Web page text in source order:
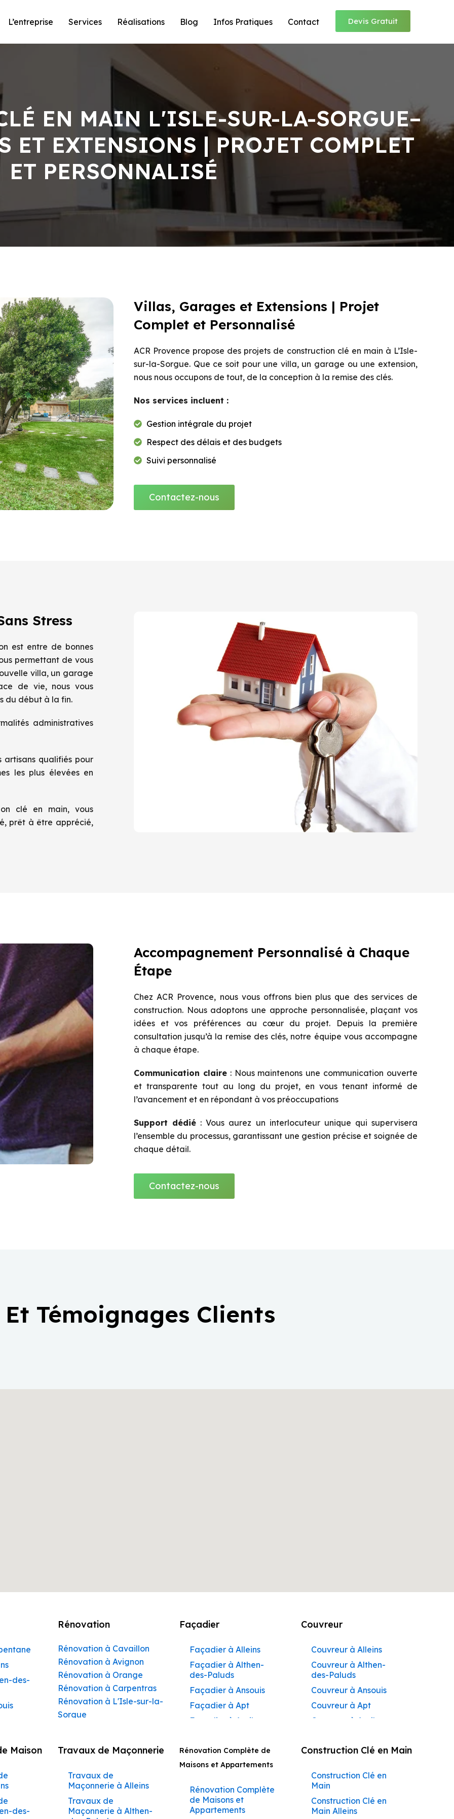
L’entreprise Services Réalisations Blog Infos Pratiques Contact Devis Gratuit
EN MAIN L'ISLE-SUR-LA-SORGUE–
ET EXTENSIONS | PROJET COMPLET
ET PERSONNALISÉ
Villas, Garages et Extensions | Projet
Complet et Personnalisé
ACR Provence propose des projets de construction clé en main à L’Isle-
sur-la-Sorgue. Que ce soit pour une villa, un garage ou une extension,
nous nous occupons de tout, de la conception à la remise des clés.
Nos services incluent :
Gestion intégrale du projet
Respect des délais et des budgets
Suivi personnalisé
Contactez-nous
Stress
est entre de bonnes
permettant de vous
villa, un garage
de vie, nous vous
du début à la fin.
administratives
qualifiés pour
les plus élevées en
clé en main, vous
prêt à être apprécié,
Accompagnement Personnalisé à Chaque
Étape
Chez ACR Provence, nous vous offrons bien plus que des services de
construction. Nous adoptons une approche personnalisée, plaçant vos
idées et vos préférences au cœur du projet. Depuis la première
consultation jusqu’à la remise des clés, notre équipe vous accompagne
à chaque étape.
Communication claire: Nous maintenons une communication ouverte
et transparente tout au long du projet, en vous tenant informé de
l’avancement et en répondant à vos préoccupations
Support dédié : Vous aurez un interlocuteur unique qui supervisera
l’ensemble du processus, garantissant une gestion précise et soignée de
chaque détail.
Contactez-nous
Et Témoignages Clients
des-
Rénovation
Rénovation à Cavaillon
Rénovation à Avignon
Rénovation à Orange
Rénovation à Carpentras
Rénovation à L'Isle-sur-la-
Sorgue
Rénovation à Sorgues
Rénovation à Vaison-la-
Romaine
Rénovation à Bollène
Façadier
Façadier à Alleins
Façadier à Althen-
des-Paluds
Façadier à Ansouis
Façadier à Apt
Façadier à Auribeau
Façadier à
AvignonFaçadier à
Barbentane
Façadier à
Beaumettes
Couvreur
Couvreur à Alleins
Couvreur à Althen-
des-Paluds
Couvreur à Ansouis
Couvreur à Apt
Couvreur à Auribeau
Couvreur à Avignon
Barbentane
Couvreur à
Beaumettes
Couvreur à Beaumont-
Maison
des-
Travaux de Maçonnerie
Travaux de
Maçonnerie à Alleins
Travaux de
Maçonnerie à Althen-
Rénovation Complète de
Maisons et Appartements
Rénovation Complète
de Maisons et
Appartements
Construction Clé en Main
Construction Clé en
Main
Construction Clé en
Main Alleins